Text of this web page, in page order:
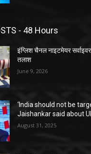
- 48 Hours
इंग्लिश चैनल नाइटमेयर सर्वाइवर
तलाश
June 9, 2026
‘India should not be
Jaishankar said about
August 31, 2025